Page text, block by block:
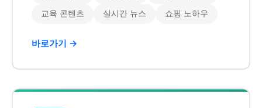
교육 콘텐츠 실시간 뉴스 쇼핑 노하우
바로가기 →